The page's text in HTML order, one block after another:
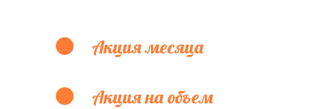
Акция месяца
Акция на объем